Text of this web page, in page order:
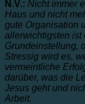
N.V.: Nicht immer
Haus und nicht
gute Organisation
allerwichtigsten ist
Grundeinstellung,
Stressig wird es,
vermeintliche
darüber, was die
Jesus geht und
Arbeit.